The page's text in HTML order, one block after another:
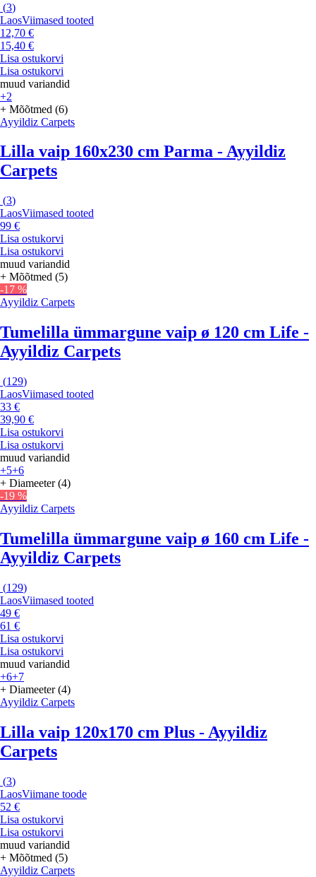
(3)
LaosViimased tooted
12,70 €
15,40 €
Lisa ostukorvi
Lisa ostukorvi
muud variandid
+2
+ Mõõtmed (6)
Ayyildiz Carpets
Lilla vaip 160x230 cm Parma - Ayyildiz
Carpets
(3)
LaosViimased tooted
99 €
Lisa ostukorvi
Lisa ostukorvi
muud variandid
+ Mõõtmed (5)
-17 %
Ayyildiz Carpets
Tumelilla ümmargune vaip ø 120 cm Life -
Ayyildiz Carpets
(129)
LaosViimased tooted
33 €
39,90 €
Lisa ostukorvi
Lisa ostukorvi
muud variandid
+5+6
+ Diameeter (4)
-19 %
Ayyildiz Carpets
Tumelilla ümmargune vaip ø 160 cm Life -
Ayyildiz Carpets
(129)
LaosViimased tooted
49 €
61 €
Lisa ostukorvi
Lisa ostukorvi
muud variandid
+6+7
+ Diameeter (4)
Ayyildiz Carpets
Lilla vaip 120x170 cm Plus - Ayyildiz
Carpets
(3)
LaosViimane toode
52 €
Lisa ostukorvi
Lisa ostukorvi
muud variandid
+ Mõõtmed (5)
Ayyildiz Carpets